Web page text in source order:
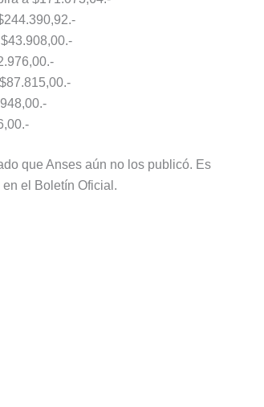
que Anses aún no los publicó. Es
el Boletín Oficial.